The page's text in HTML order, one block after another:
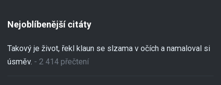
Nejoblíbenější citáty
Takový je život, řekl klaun se slzama v očích a namaloval si
úsměv. - 2 414 přečtení